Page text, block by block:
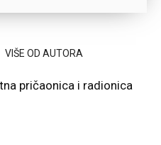
VIŠE OD AUTORA
pričaonica i radionica